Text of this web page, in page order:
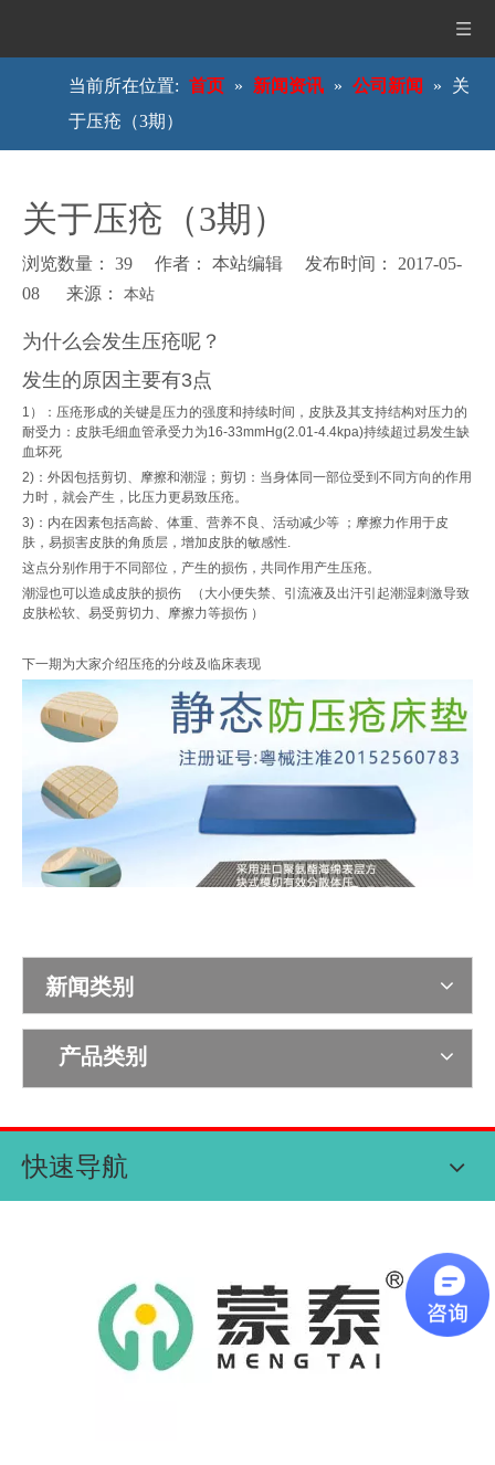
当前所在位置: 首页 » 新闻资讯 » 公司新闻 »
关
于压疮（3期）
关于压疮（3期）
浏览数量： 39 作者： 本站编辑 发布时间： 2017-05-
08 来源： 本站
["wechat","weibo","qzone","douban","email"]
为什么会发生压疮呢？
发生的原因主要有3点
1）：压疮形成的关键是压力的强度和持续时间，皮肤及其支持结构对压力的
耐受力：皮肤毛细血管承受力为16-33mmHg(2.01-4.4kpa)持续超过易发生缺
血坏死
2)：外因包括剪切、摩擦和潮湿；剪切：当身体同一部位受到不同方向的作用
力时，就会产生，比压力更易致压疮。
3)：内在因素包括高龄、体重、营养不良、活动减少等 ；摩擦力作用于皮
肤，易损害皮肤的角质层，增加皮肤的敏感性.
这点分别作用于不同部位，产生的损伤，共同作用产生压疮。
潮湿也可以造成皮肤的损伤 （大小便失禁、引流液及出汗引起潮湿刺激导致
皮肤松软、易受剪切力、摩擦力等损伤 ）
下一期为大家介绍压疮的分歧及临床表现
新闻类别
产品类别
快速导航